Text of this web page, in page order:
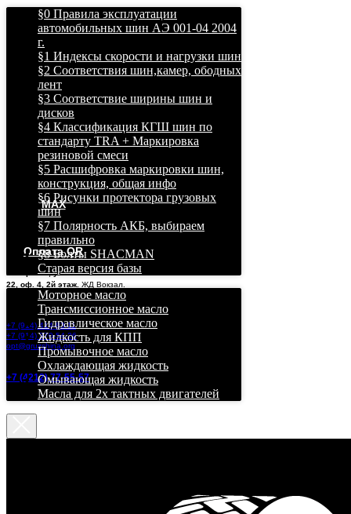
MAX
Грузовые и легковые шины в Хабаровске дешево,
бесплатная доставка!
Оплата QR
Хабаровск, ул. Ухтомского
22, оф. 4, 2й этаж. ЖД Вокзал.
+7 (914) 414-83-11
+7 (914) 370-54-26
opt@gruzshina.org
+7 (4212) 77-55-57
§0 Правила эксплуатации
автомобильных шин АЭ 001-04 2004
г.
§1 Индексы скорости и нагрузки шин
§2 Соответствия шин,камер, ободных
лент
§3 Соответствие ширины шин и
дисков
§4 Классификация КГШ шин по
стандарту TRA + Маркировка
резиновой смеси
§5 Расшифровка маркировки шин,
конструкция, общая инфо
§6 Рисунки протектора грузовых
шин
§7 Полярность АКБ, выбираем
правильно
§8 Болты SHACMAN
Старая версия базы
Моторное масло
Трансмиссионное масло
Гидравлическое масло
Жидкость для КПП
Промывочное масло
Охлаждающая жидкость
Омывающая жидкость
Масла для 2х тактных двигателей